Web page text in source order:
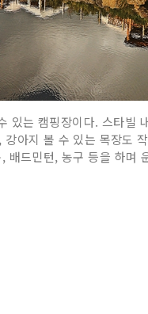
는 캠핑장이다. 스타빌
아지 볼 수 있는 목장도
드민턴, 농구 등을 하